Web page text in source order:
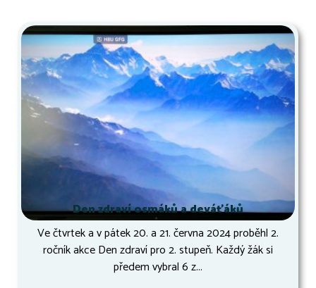
Den zdraví osmáků a deváťáků
Ve čtvrtek a v pátek 20. a 21. června 2024 proběhl 2.
ročník akce Den zdraví pro 2. stupeň. Každý žák si
předem vybral 6 z...